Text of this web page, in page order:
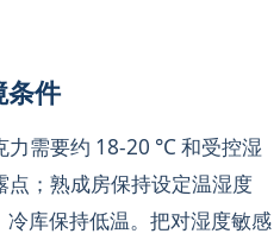
条件
需要约 18-20 °C 和受控湿
点；熟成房保持设定温湿度
库保持低温。把对湿度敏感